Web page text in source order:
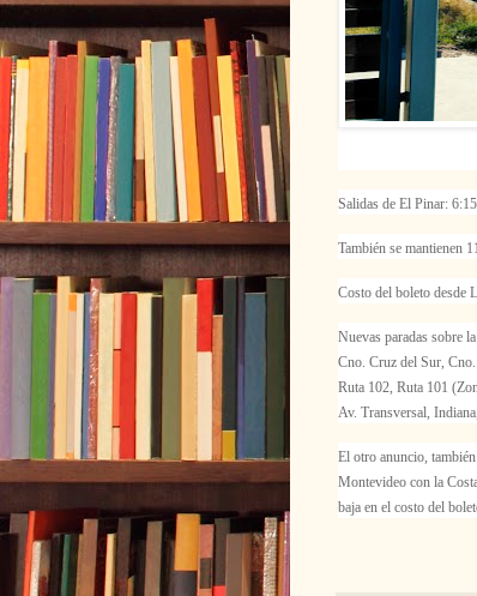
Salidas de El Pinar:
También se mantienen
Costo del boleto desde
Nuevas paradas sobre
Cno. Cruz del Sur,
Ruta 102, Ruta 101
Av. Transversal,
El otro anuncio,
Montevideo con la
baja en el costo del